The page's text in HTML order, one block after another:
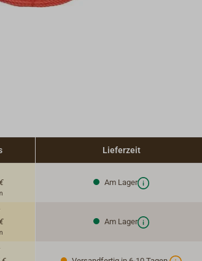
Lieferzeit
Am Lager
Am Lager